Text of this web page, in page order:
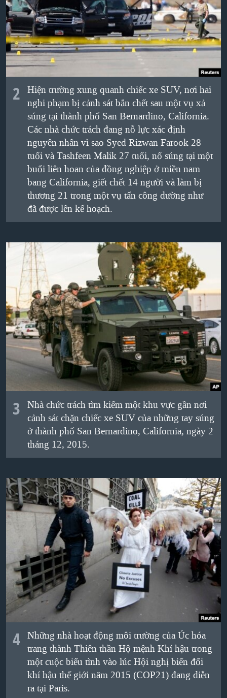
QUAN HỆ VIỆT MỸ
2
Hiện trường xung quanh chiếc xe SUV, nơi hai
nghi phạm bị cảnh sát bắn chết sau một vụ xả
súng tại thành phố San Bernardino, California.
Các nhà chức trách đang nỗ lực xác định
nguyên nhân vì sao Syed Rizwan Farook 28
tuổi và Tashfeen Malik 27 tuổi, nổ súng tại một
buổi liên hoan của đồng nghiệp ở miền nam
bang California, giết chết 14 người và làm bị
thương 21 trong một vụ tấn công dường như
đã được lên kế hoạch.
3
Nhà chức trách tìm kiếm một khu vực gần nơi
cảnh sát chặn chiếc xe SUV của những tay súng
ở thành phố San Bernardino, California, ngày 2
tháng 12, 2015.
4 Những nhà hoạt động môi trường của Úc hóa
trang thành Thiên thần Hộ mệnh Khí hậu trong
một cuộc biểu tình vào lúc Hội nghị biến đổi
khí hậu thế giới năm 2015 (COP21) đang diễn
ra tại Paris.